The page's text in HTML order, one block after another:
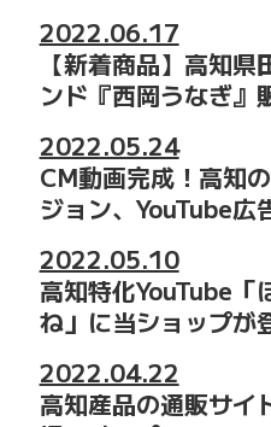
2022.06.17
【新着商品】高知
ンド『西岡うなぎ』
2022.05.24
CM動画完成！高知
ジョン、YouTube広
2022.05.10
高知特化YouTube「
ね」に当ショップが
2022.04.22
高知産品の通販サイ